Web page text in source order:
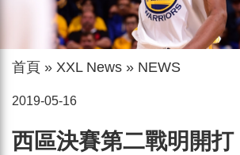
首頁 » XXL News » NEWS
2019-05-16
西區決賽第二戰明開